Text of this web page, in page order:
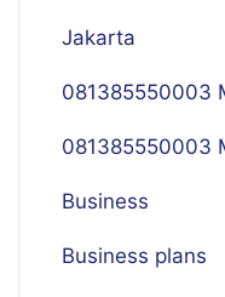
Jakarta
081385550003
081385550003
Business
Business plans